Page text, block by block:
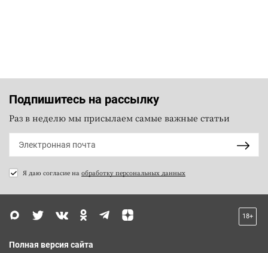
Подпишитесь на рассылку
Раз в неделю мы присылаем самые важные статьи
Я даю согласие на обработку персональных данных
18+
Полная версия сайта